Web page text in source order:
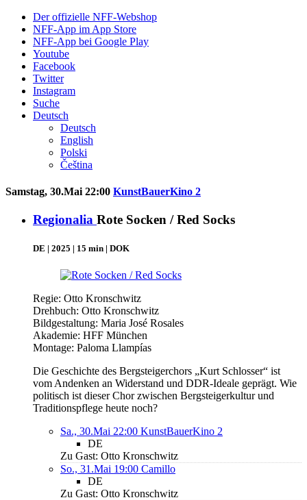
Der offizielle NFF-Webshop
NFF-App im App Store
NFF-App bei Google Play
Youtube
Facebook
Twitter
Instagram
Suche
Deutsch
Deutsch
English
Polski
Čeština
Samstag, 30.Mai 22:00 KunstBauerKino 2
Regionalia Rote Socken / Red Socks
DE | 2025 | 15 min | DOK
Regie: Otto Kronschwitz
Drehbuch: Otto Kronschwitz
Bildgestaltung: Maria José Rosales
Akademie: HFF München
Montage: Paloma Llampías
Die Geschichte des Bergsteigerchors „Kurt Schlosser“ ist
vom Andenken an Widerstand und DDR-Ideale geprägt. Wie
politisch ist dieser Chor zwischen Bergsteigerkultur und
Traditionspflege heute noch?
Sa., 30.Mai 22:00 KunstBauerKino 2
DE
Zu Gast: Otto Kronschwitz
So., 31.Mai 19:00 Camillo
DE
Zu Gast: Otto Kronschwitz